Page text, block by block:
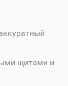
щитами и